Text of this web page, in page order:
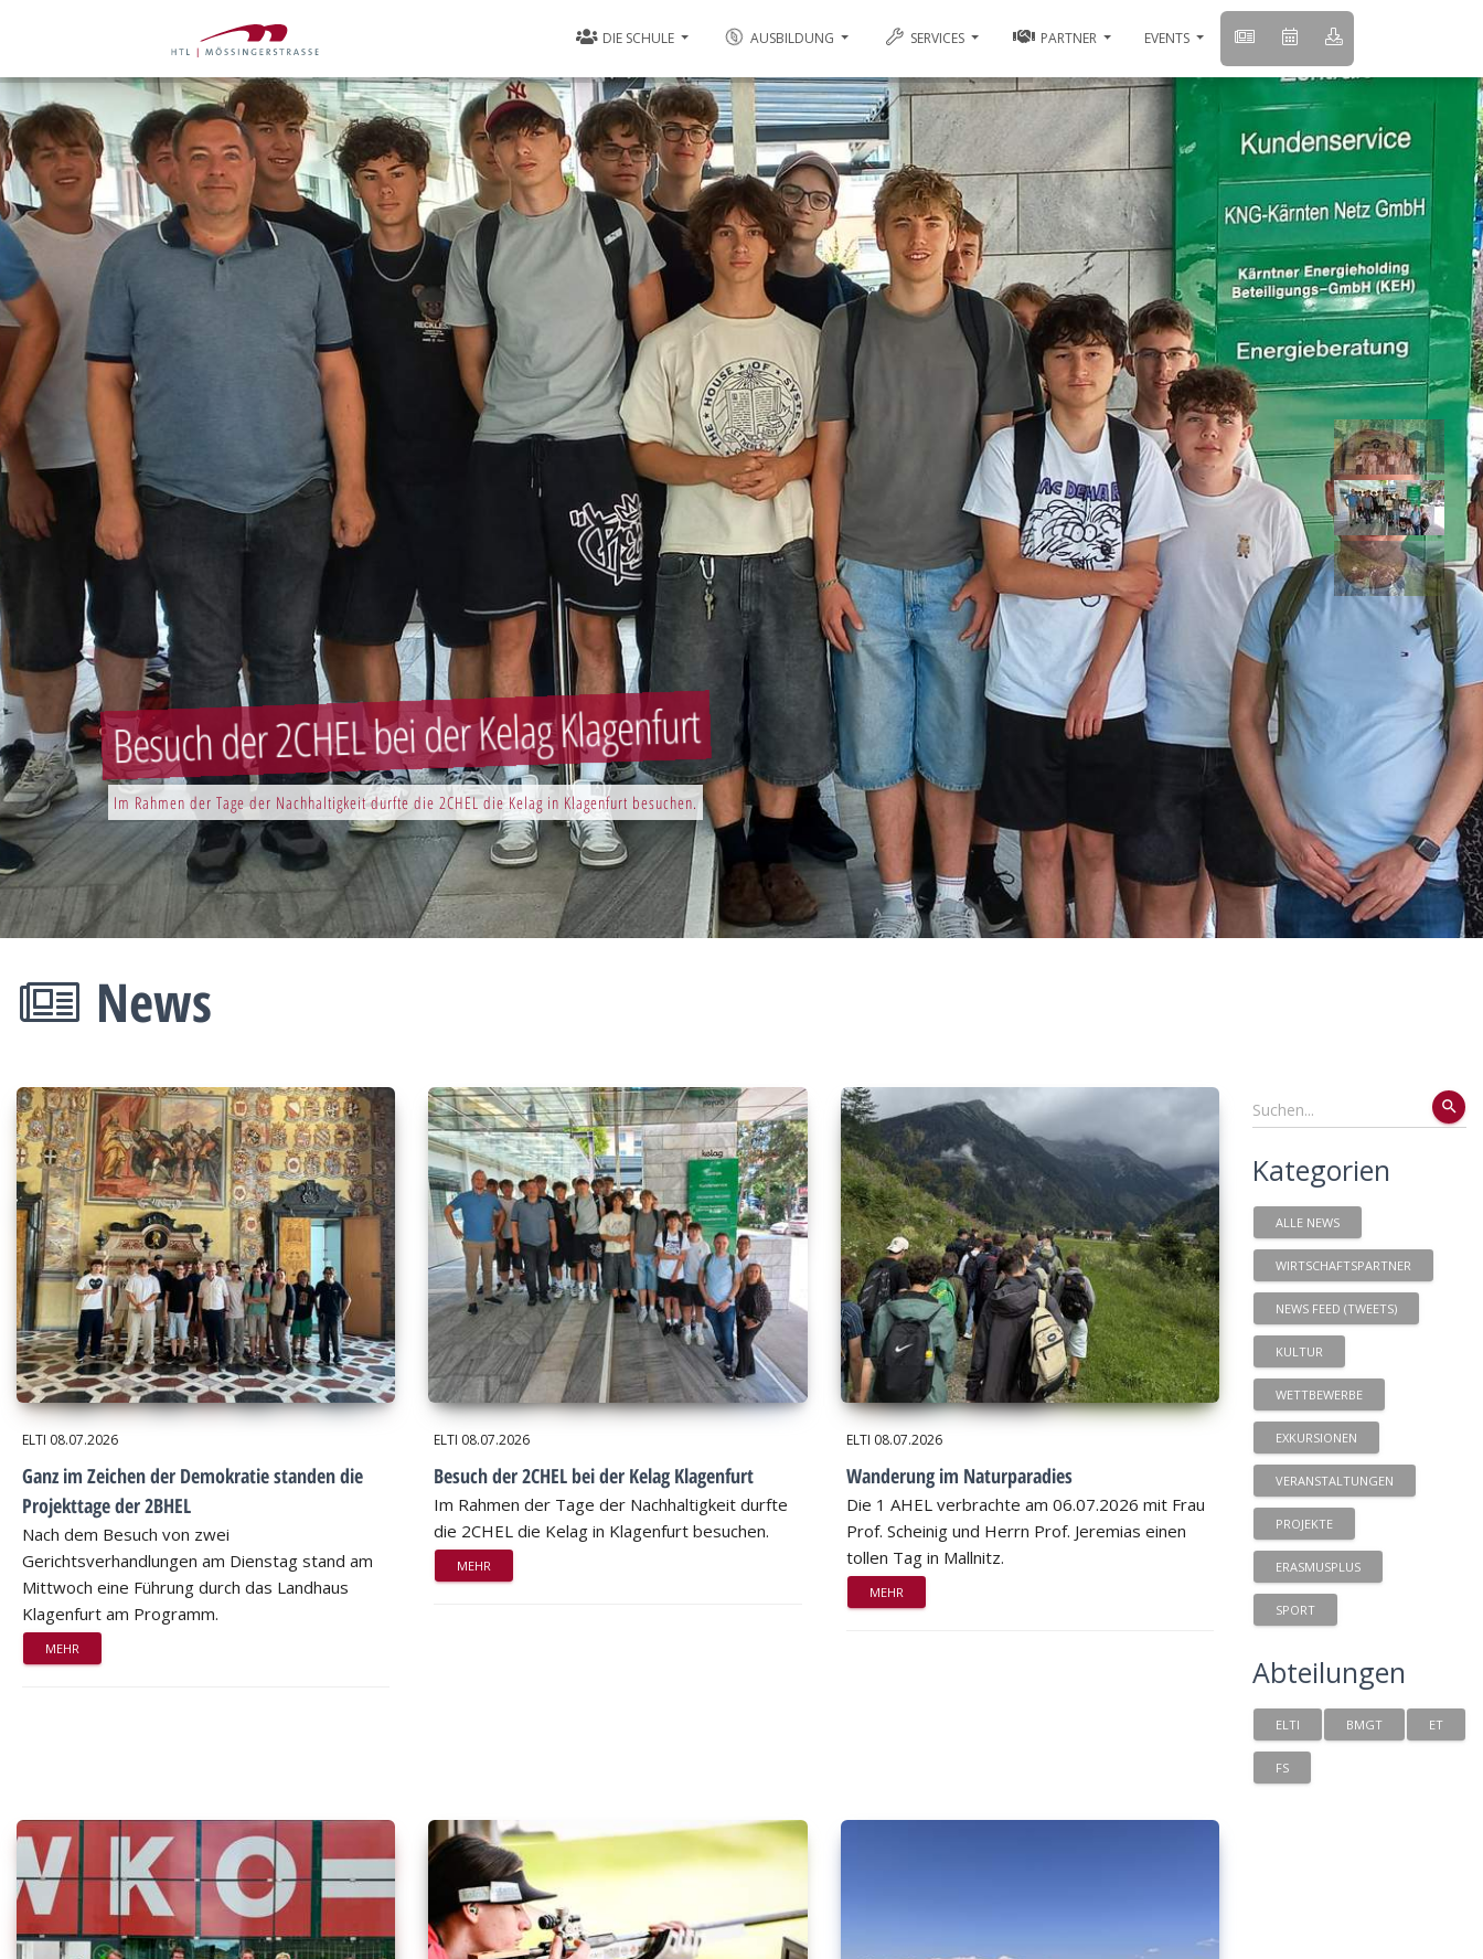
DIE SCHULE AUSBILDUNG SERVICES PARTNER EVENTS
Im Rahmen der Tage der Nachhaltigkeit durfte die 2CHEL die Kelag in Klagenfurt besuchen.
Besuch der 2CHEL bei der Kelag Klagenfurt
News
ELTI 08.07.2026
Ganz im Zeichen der Demokratie standen die
Projekttage der 2BHEL
Nach dem Besuch von zwei
Gerichtsverhandlungen am Dienstag stand am
Mittwoch eine Führung durch das Landhaus
Klagenfurt am Programm.
MEHR
ELTI 08.07.2026
Besuch der 2CHEL bei der Kelag Klagenfurt
Im Rahmen der Tage der Nachhaltigkeit durfte
die 2CHEL die Kelag in Klagenfurt besuchen.
MEHR
ELTI 08.07.2026
Wanderung im Naturparadies
Die 1 AHEL verbrachte am 06.07.2026 mit Frau
Prof. Scheinig und Herrn Prof. Jeremias einen
tollen Tag in Mallnitz.
MEHR
search
Kategorien
ALLE NEWS
WIRTSCHAFTSPARTNER
NEWS FEED (TWEETS)
KULTUR
WETTBEWERBE
EXKURSIONEN
VERANSTALTUNGEN
PROJEKTE
ERASMUSPLUS
SPORT
Abteilungen
ELTI BMGT ET
FS